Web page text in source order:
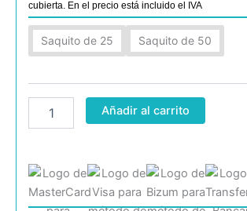
cubierta. En el precio está incluido el IVA
Saquito de 25 Saquito de 50
Titleist
Velocity
Colores
Añadir al carrito